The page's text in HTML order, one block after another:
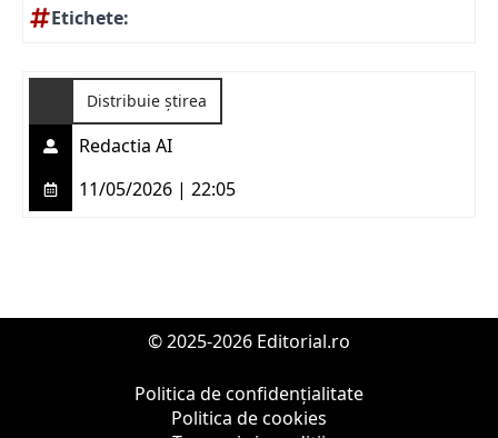
Etichete:
Distribuie știrea
Redactia AI
11/05/2026 | 22:05
© 2025-2026 Editorial.ro
Politica de confidențialitate
Politica de cookies